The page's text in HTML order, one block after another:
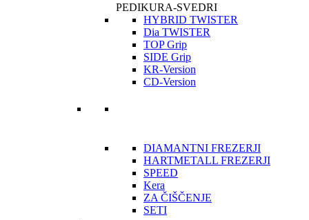
PEDIKURA-SVEDRI
HYBRID TWISTER
Dia TWISTER
TOP Grip
SIDE Grip
KR-Version
CD-Version
DIAMANTNI FREZERJI
HARTMETALL FREZERJI
SPEED
Kera
ZA ČIŠČENJE
SETI